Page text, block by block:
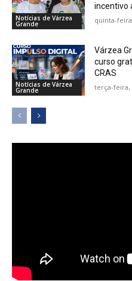
Notícias de Várzea
Grande
incentivo
quinta-
Notícias de Várzea
Grande
Várzea
curso
CRAS
terça-feira,